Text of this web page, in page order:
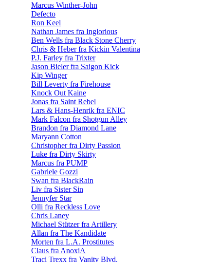
Marcus Winther-John
Defecto
Ron Keel
Nathan James fra Inglorious
Ben Wells fra Black Stone Cherry
Chris & Heber fra Kickin Valentina
P.J. Farley fra Trixter
Jason Bieler fra Saigon Kick
Kip Winger
Bill Leverty fra Firehouse
Knock Out Kaine
Jonas fra Saint Rebel
Lars & Hans-Henrik fra ENIC
Mark Falcon fra Shotgun Alley
Brandon fra Diamond Lane
Maryann Cotton
Christopher fra Dirty Passion
Luke fra Dirty Skirty
Marcus fra PUMP
Gabriele Gozzi
Swan fra BlackRain
Liv fra Sister Sin
Jennyfer Star
Olli fra Reckless Love
Chris Laney
Michael Stützer fra Artillery
Allan fra The Kandidate
Morten fra L.A. Prostitutes
Claus fra AnoxiA
Traci Trexx fra Vanity Blvd.